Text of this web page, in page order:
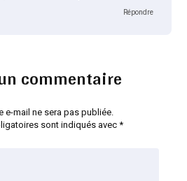
Répondre
commentaire
e-mail ne sera pas publiée.
sont indiqués avec *